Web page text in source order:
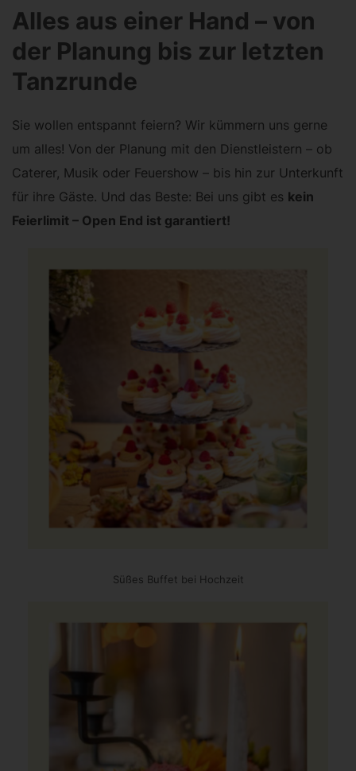
Alles aus einer Hand – von
der Planung bis zur letzten
Tanzrunde
Sie wollen entspannt feiern? Wir kümmern uns gerne
um alles! Von der Planung mit den Dienstleistern – ob
Caterer, Musik oder Feuershow – bis hin zur Unterkunft
für ihre Gäste. Und das Beste: Bei uns gibt es kein
Feierlimit – Open End ist garantiert!
Süßes Buffet bei Hochzeit